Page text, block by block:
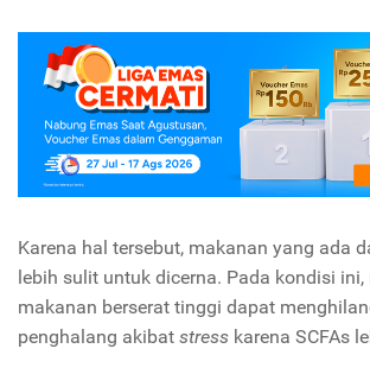
Karena hal tersebut, makanan yang ada
lebih sulit untuk dicerna. Pada kondisi
makanan berserat tinggi dapat
penghalang akibat stress karena SCFAs